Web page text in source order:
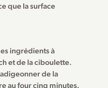
que la surface
ingrédients à
et de la ciboulette.
de la
au four cinq minutes.